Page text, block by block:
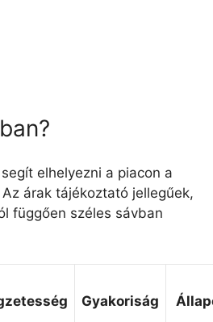
elhelyezni a piacon a
árak tájékoztató jellegűek,
függően széles sávban
Gyakoriság